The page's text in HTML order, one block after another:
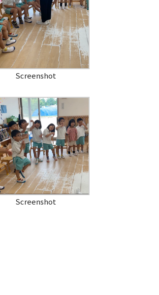
Screenshot
Screenshot